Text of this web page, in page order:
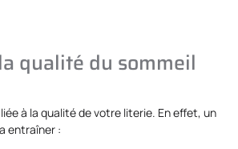
qualité du sommeil
à la qualité de votre literie. En effet, un
entraîner :